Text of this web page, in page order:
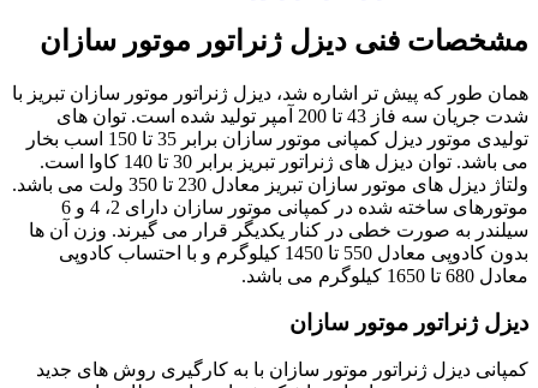
مشخصات فنی دیزل ژنراتور موتور سازان
همان طور که پیش تر اشاره شد، دیزل ژنراتور موتور سازان تبریز با
شدت جریان سه فاز 43 تا 200 آمپر تولید شده است. توان های
تولیدی موتور دیزل کمپانی موتور سازان برابر 35 تا 150 اسب بخار
می باشد. توان دیزل های ژنراتور تبریز برابر 30 تا 140 کاوا است.
ولتاژ دیزل های موتور سازان تبریز معادل 230 تا 350 ولت می باشد.
موتورهای ساخته شده در کمپانی موتور سازان دارای 2، 4 و 6
سیلندر به صورت خطی در کنار یکدیگر قرار می گیرند. وزن آن ها
بدون کادوپی معادل 550 تا 1450 کیلوگرم و با احتساب کادوپی
معادل 680 تا 1650 کیلوگرم می باشد.
دیزل ژنراتور موتور سازان
کمپانی دیزل ژنراتور موتور سازان با به کارگیری روش های جدید